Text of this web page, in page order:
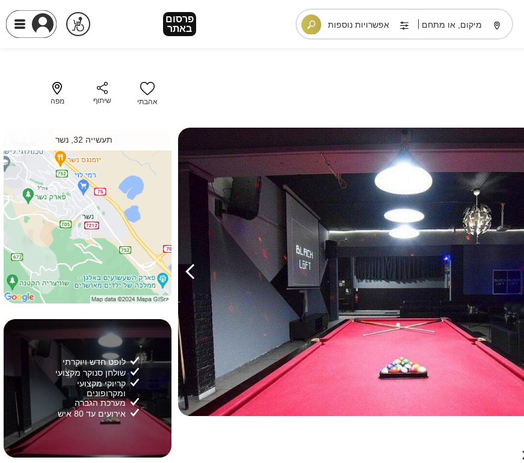
פרסום
באתר
פרסום
באתר
מיקום, או מתחם אפשרויות נוספות
26
אהבתי שיתוף מפה
תעשייה 32, נשר
לופט חדש ויוקרתי
שולחן סנוקר מקצועי
קריוקי מקצועי
ומקרופונים
מערכת הגברה
אירועים עד 80 איש